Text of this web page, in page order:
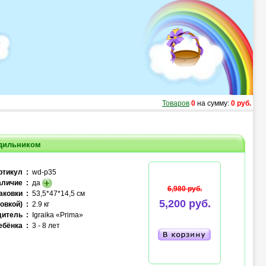
Товаров 0 на сумму: 0 руб.
: wd-p35
: да
: 53,5*47*14,5 см
: 2.9 кг
: Igraika «Prima»
: 3 - 8 лет
6,980 руб.
5,200 руб.